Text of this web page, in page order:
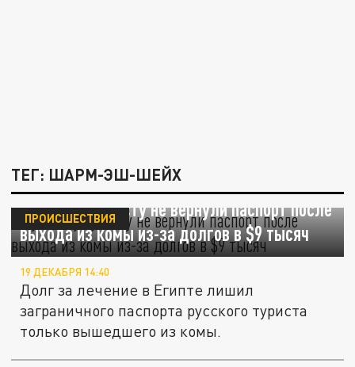
ТЕГ: ШАРМ-ЭШ-ШЕЙХ
Русскому туристу не вернули паспорт после
выхода из комы из-за долгов в $9 тысяч
ПРОИСШЕСТВИЯ
19 ДЕКАБРЯ 14:40
Долг за лечение в Египте лишил
заграничного паспорта русского туриста
только вышедшего из комы.